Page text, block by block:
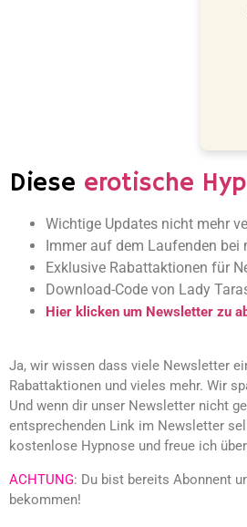
Diese erotische
Wichtige Updates nicht mehr
Immer auf dem Laufenden bei
Exklusive Rabattaktionen für
Download-Code von Lady
Hier klicken um Newsletter zu
Ja, wir wissen dass viele Newsletter
Rabattaktionen und vieles mehr. Wir
Und wenn dir unser Newsletter nicht
entsprechenden Link im Newsletter
kostenlose Hypnose und freue ich
ACHTUNG: Du bist bereits Abonnent
bekommen!